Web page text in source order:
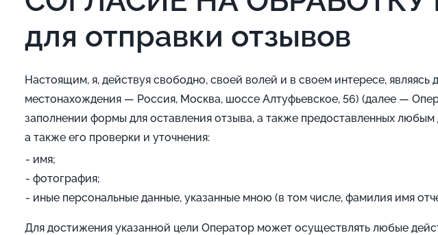
для отправки отзывов
Настоящим, я, действуя свободно, своей волей и в своем интересе,
местонахождения — Россия, Москва, шоссе Алтуфьевское, 56) (далее —
заполнении формы для оставления отзыва, а также предоставленных
а также его проверки и уточнения:
имя;
фотография;
иные персональные данные, указанные мною (в том числе, фамилия имя
Для достижения указанной цели Оператор может осуществлять любые